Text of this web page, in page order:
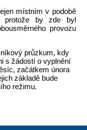
místním v podobě
protože by zde byl
provozu
průzkum, kdy
s žádostí o vyplnění
začátkem února
základě bude
režimu.